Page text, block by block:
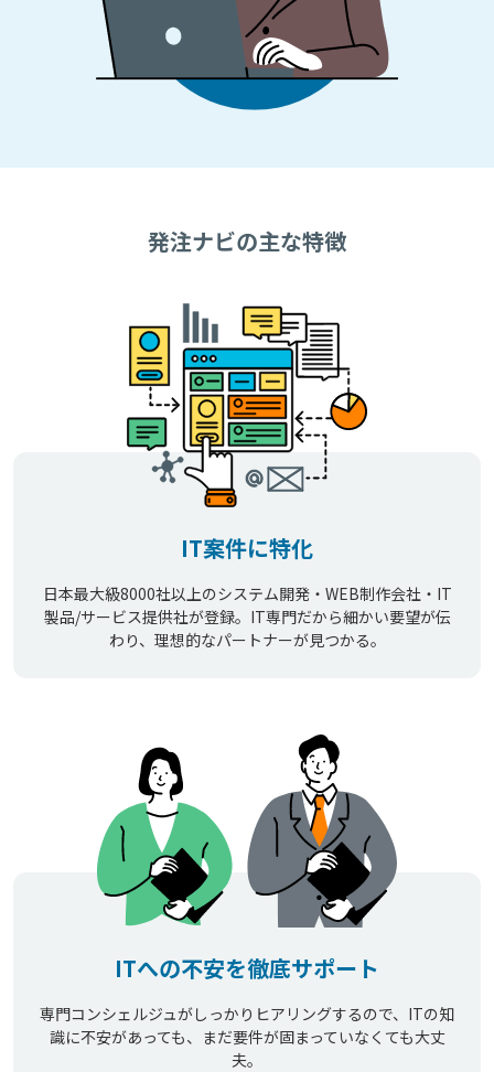
発注ナビの主な特徴
IT案件に特化
日本最大級8000社以上のシステム開発・WEB制作会社・IT
製品/サービス提供社が登録。IT専門だから細かい要望が伝
わり、理想的なパートナーが見つかる。
ITへの不安を徹底サポート
専門コンシェルジュがしっかりヒアリングするので、ITの知
識に不安があっても、まだ要件が固まっていなくても大丈
夫。